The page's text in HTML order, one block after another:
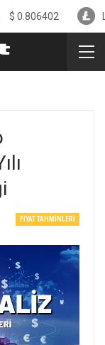
FIYAT TAHMINLERI
Litecoin